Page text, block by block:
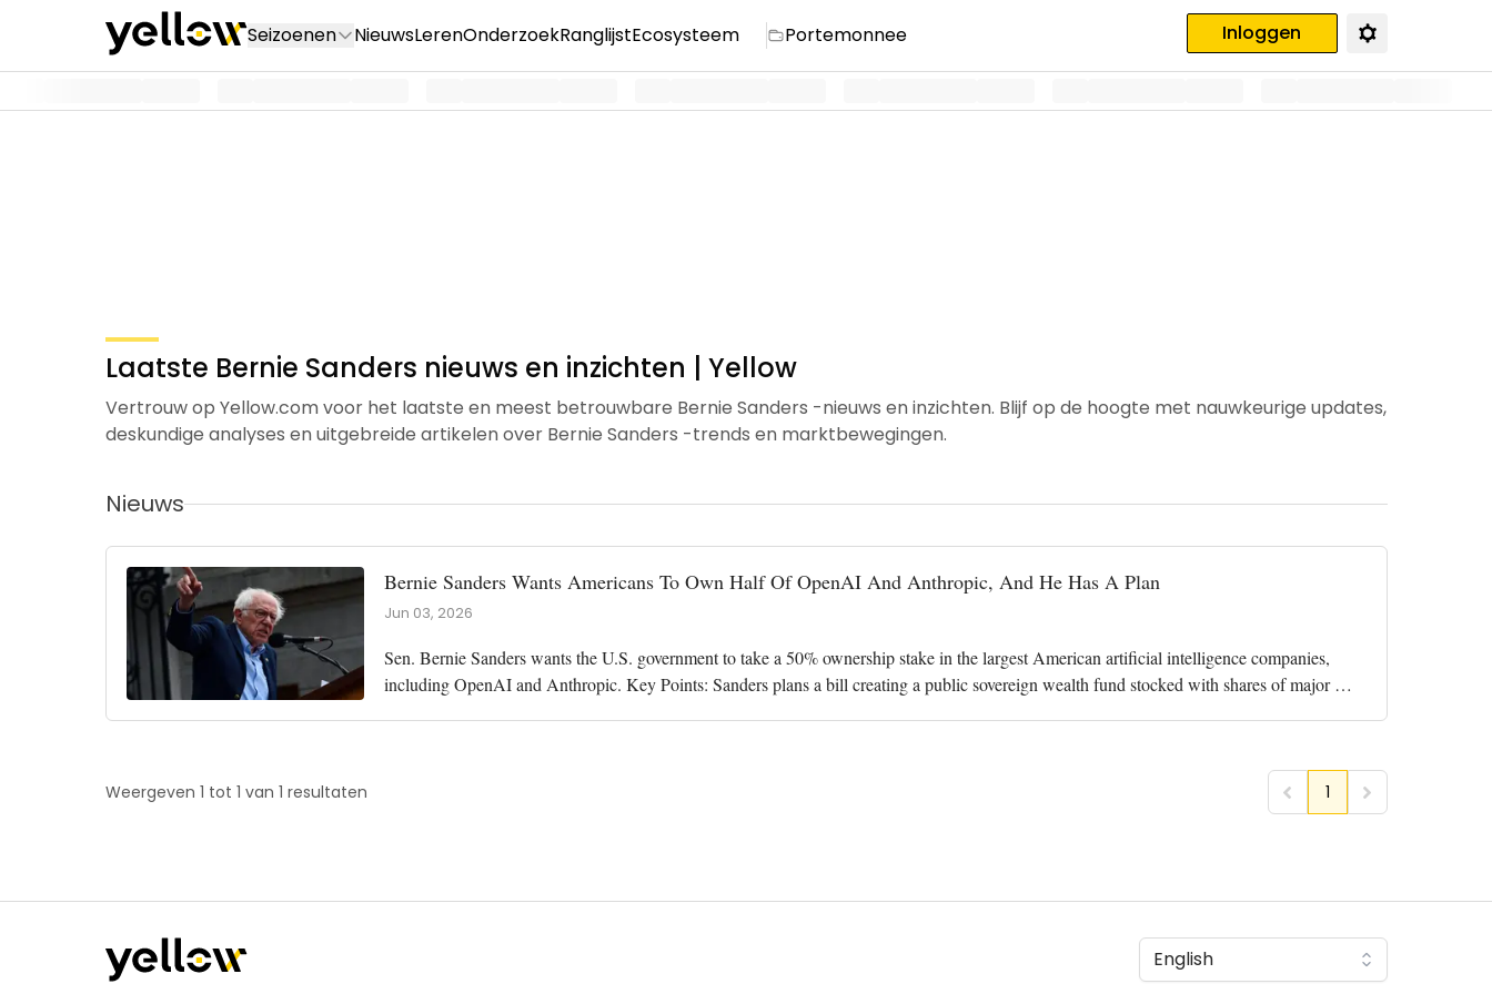
Seizoenen NieuwsLerenOnderzoekRanglijstEcosysteem Portemonnee Inloggen
Laatste Bernie Sanders nieuws en inzichten | Yellow
Vertrouw op Yellow.com voor het laatste en meest betrouwbare Bernie Sanders -nieuws en inzichten. Blijf op de hoogte met nauwkeurige updates,
deskundige analyses en uitgebreide artikelen over Bernie Sanders -trends en marktbewegingen.
Nieuws
Bernie Sanders Wants Americans To Own Half Of OpenAI And Anthropic, And He Has A Plan
Jun 03, 2026
Sen. Bernie Sanders wants the U.S. government to take a 50% ownership stake in the largest American artificial intelligence companies,
including OpenAI and Anthropic. Key Points: Sanders plans a bill creating a public sovereign wealth fund stocked with shares of major AI
Weergeven 1 tot 1 van 1 resultaten 1
English